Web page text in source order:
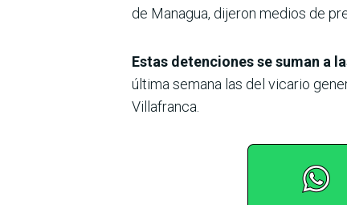
de Managua, dijeron medios de
Estas detenciones se suman a
última semana las del vicario
Villafranca.